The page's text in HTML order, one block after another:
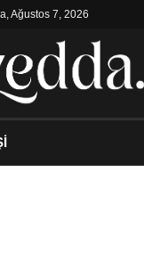
Ağustos 7, 2026